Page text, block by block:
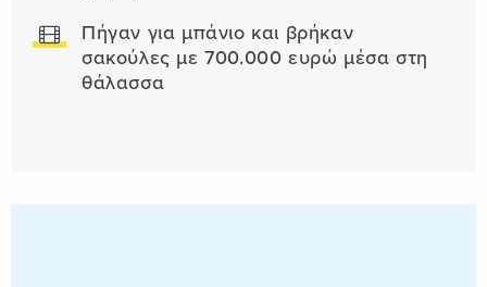
Πήγαν για μπάνιο και βρήκαν
σακούλες με 700.000 ευρώ μέσα στη
θάλασσα